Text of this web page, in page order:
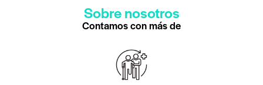
Sobre nosotros
Contamos con más de